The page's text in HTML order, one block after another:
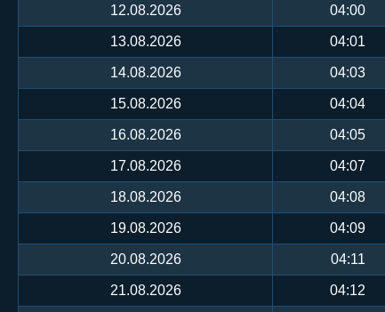
12.08.2026 04:00
13.08.2026 04:01
14.08.2026 04:03
15.08.2026 04:04
16.08.2026 04:05
17.08.2026 04:07
18.08.2026 04:08
19.08.2026 04:09
20.08.2026 04:11
21.08.2026 04:12